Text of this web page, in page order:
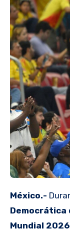
México.-
Democrática
Mundial 2026